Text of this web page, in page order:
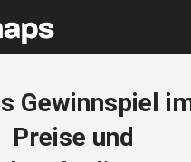
Gewinnspiel
Preise und